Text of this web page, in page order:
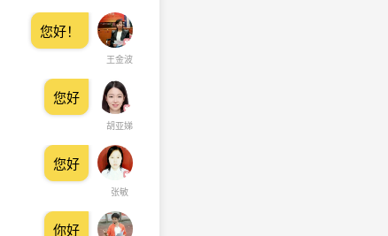
王金波
您好！
胡亚娣
您好
张敏
您好
你好